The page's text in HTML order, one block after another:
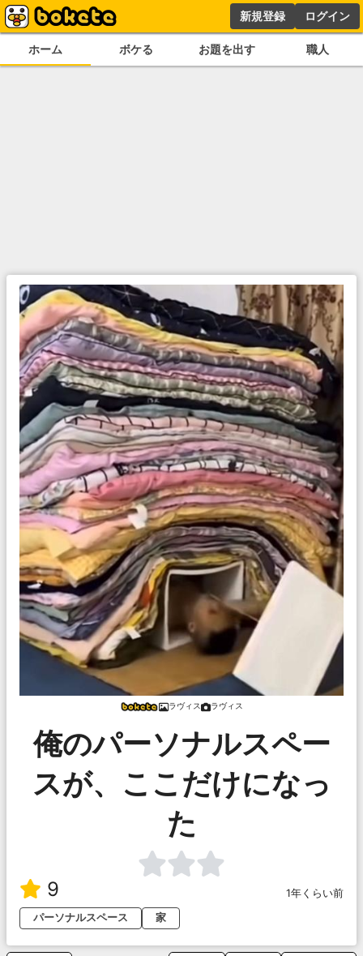
新規登録 ログイン
ホーム ボケる お題を出す 職人
ラヴィス ラヴィス
俺のパーソナルスペー
スが、ここだけになっ
た
9
1年くらい前
パーソナルスペース
家